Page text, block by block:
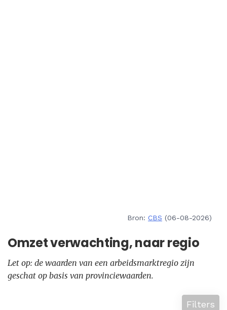
Bron: CBS (06-08-2026)
Omzet verwachting, naar regio
Let op: de waarden van een arbeidsmarktregio zijn
geschat op basis van provinciewaarden.
Filters